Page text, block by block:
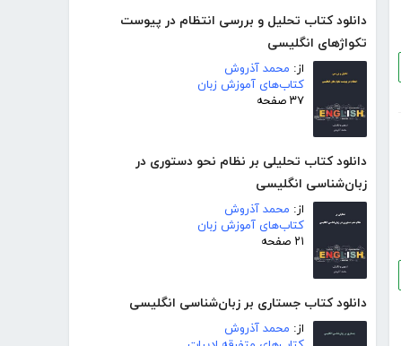
دانلود کتاب تحلیل و بررسی انتظام در پیوست
تکواژهای انگلیسی
از: محمد آذروش
کتاب‌های آموزش زبان
۳۷ صفحه
دانلود کتاب تحلیلی بر نظام نحو دستوری در
زبان‌شناسی انگلیسی
از: محمد آذروش
کتاب‌های آموزش زبان
۲۱ صفحه
دانلود کتاب جستاری بر زبان‌شناسی انگلیسی
از: محمد آذروش